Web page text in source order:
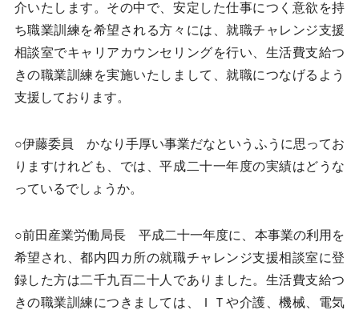
介いたします。その中で、安定した仕事につく意欲を持
ち職業訓練を希望される方々には、就職チャレンジ支援
相談室でキャリアカウンセリングを行い、生活費支給つ
きの職業訓練を実施いたしまして、就職につなげるよう
支援しております。
○伊藤委員 かなり手厚い事業だなというふうに思ってお
りますけれども、では、平成二十一年度の実績はどうな
っているでしょうか。
○前田産業労働局長 平成二十一年度に、本事業の利用を
希望され、都内四カ所の就職チャレンジ支援相談室に登
録した方は二千九百二十人でありました。生活費支給つ
きの職業訓練につきましては、ＩＴや介護、機械、電気